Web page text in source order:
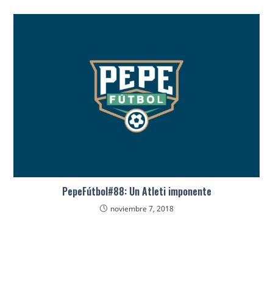
PepeFútbol#88: Un Atleti imponente
noviembre 7, 2018